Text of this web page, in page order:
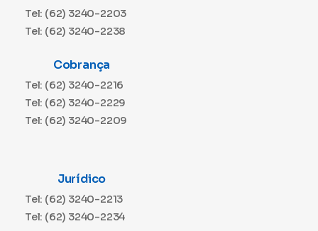
Tel: (62) 3240-2203
Tel: (62) 3240-2238
Cobrança
Tel: (62) 3240-2216
Tel: (62) 3240-2229
Tel: (62) 3240-2209
Jurídico
Tel: (62) 3240-2213
Tel: (62) 3240-2234